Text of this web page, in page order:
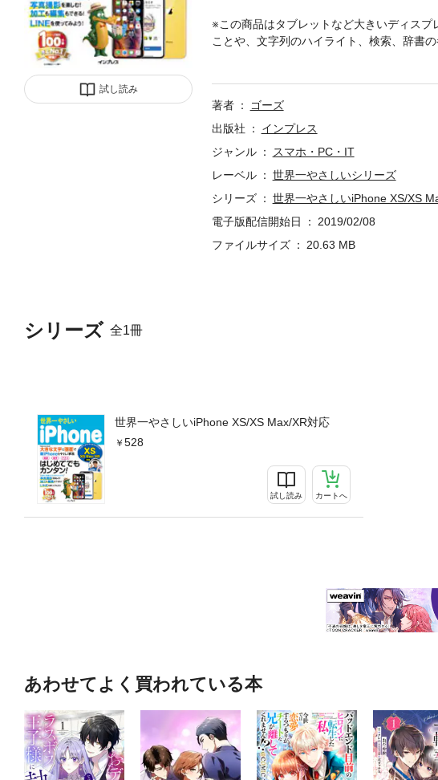
試し読み
シリーズ 全1冊
世界一やさしいiPhone XS/XS Max/XR対応
528
試し読み カートへ
※この商品はタブレットなど大きいディス
ことや、文字列のハイライト、検索、辞書
PhoneシリーズXS/XS Max/XRと最新
カメラ機能では、［ポートレードモード］
み合わせて自分の顔を作れる［ミー文字］
音楽を楽しもう」、地図、メモ、Apple Pay
アプリを使おう」では、人気の LINE、
「Lineアカウントの引継ぎ」などを図解で
著者
ゴーズ
出版社
インプレス
ジャンル
スマホ・PC・IT
レーベル
世界一やさしいシリーズ
シリーズ
世界一やさしいiPhone XS/XS
電子版配信開始日
2019/02/08
ファイルサイズ
20.63 MB
あわせてよく買われている本